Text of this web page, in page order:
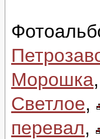
Морошка,
Светлое,
перевал,